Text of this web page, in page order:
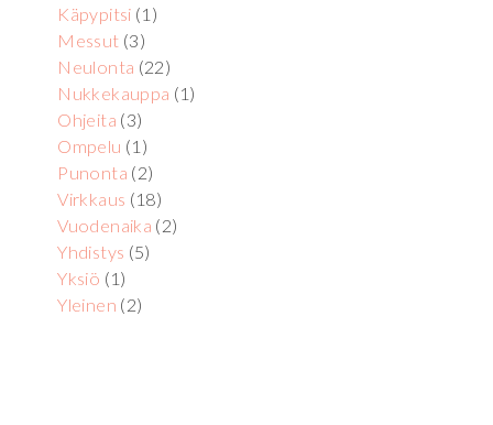
Käpypitsi (1)
Messut (3)
Neulonta (22)
Nukkekauppa (1)
Ohjeita (3)
Ompelu (1)
Punonta (2)
Virkkaus (18)
Vuodenaika (2)
Yhdistys (5)
Yksiö (1)
Yleinen (2)